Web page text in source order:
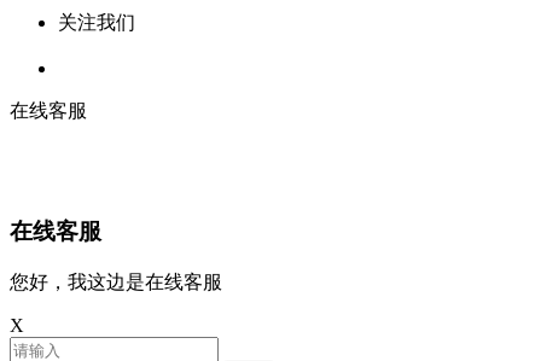
关注我们
在线客服
在线客服
您好，我这边是在线客服
X